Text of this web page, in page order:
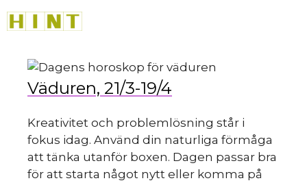
till
Väduren, 21/3-19/4
Kreativitet och problemlösning står i
fokus idag. Använd din naturliga förmåga
att tänka utanför boxen. Dagen passar bra
för att starta något nytt eller komma på